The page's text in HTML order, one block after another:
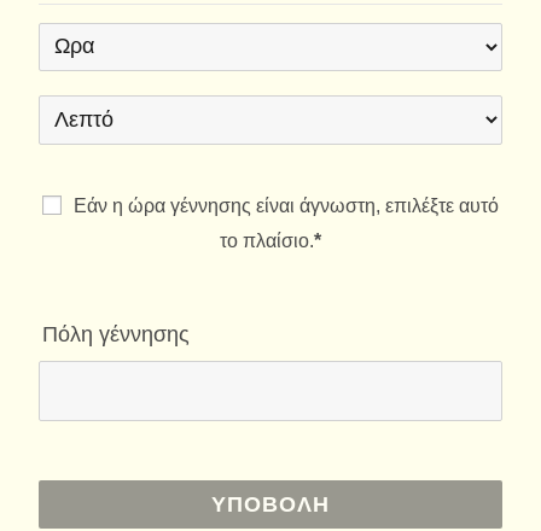
Εάν η ώρα γέννησης είναι άγνωστη, επιλέξτε αυτό
το πλαίσιο.*
Πόλη γέννησης